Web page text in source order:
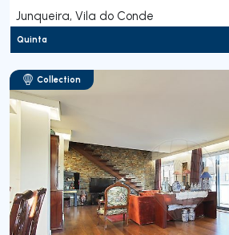
Junqueira, Vila do Conde
Quinta
Collection